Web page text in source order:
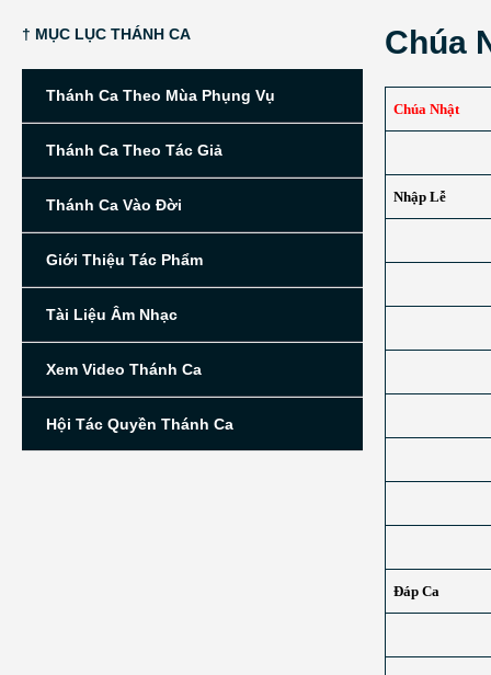
Chúa
Chúa Nhật
Nhập Lễ
Đáp Ca
† MỤC LỤC THÁNH CA
Thánh Ca Theo Mùa Phụng Vụ
Thánh Ca Theo Tác Giả
Thánh Ca Vào Đời
Giới Thiệu Tác Phẩm
Tài Liệu Âm Nhạc
Xem Video Thánh Ca
Hội Tác Quyền Thánh Ca